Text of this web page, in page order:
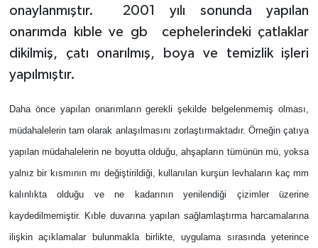
onaylanmıştır.
2001 yılı sonunda yapılan
onarımda kıble ve gb
cephelerindeki çatlaklar
dikilmiş, çatı onarılmış, boya ve temizlik işleri
yapılmıştır.
Daha önce yapılan onarımların gerekli şekilde belgelenmemiş olması,
müdahalelerin tam olarak anlaşılmasını zorlaştırmaktadır. Örneğin çatıya
yapılan müdahalelerin ne boyutta olduğu, ahşapların tümünün mü, yoksa
yalnız bir kısmının mı değiştirildiği, kullanılan kurşun levhaların kaç mm
kalınlıkta olduğu ve ne kadarının yenilendiği çizimler üzerine
kaydedilmemiştir. Kıble duvarına yapılan sağlamlaştırma harcamalarına
ilişkin açıklamalar bulunmakla birlikte, uygulama sırasında yeterince